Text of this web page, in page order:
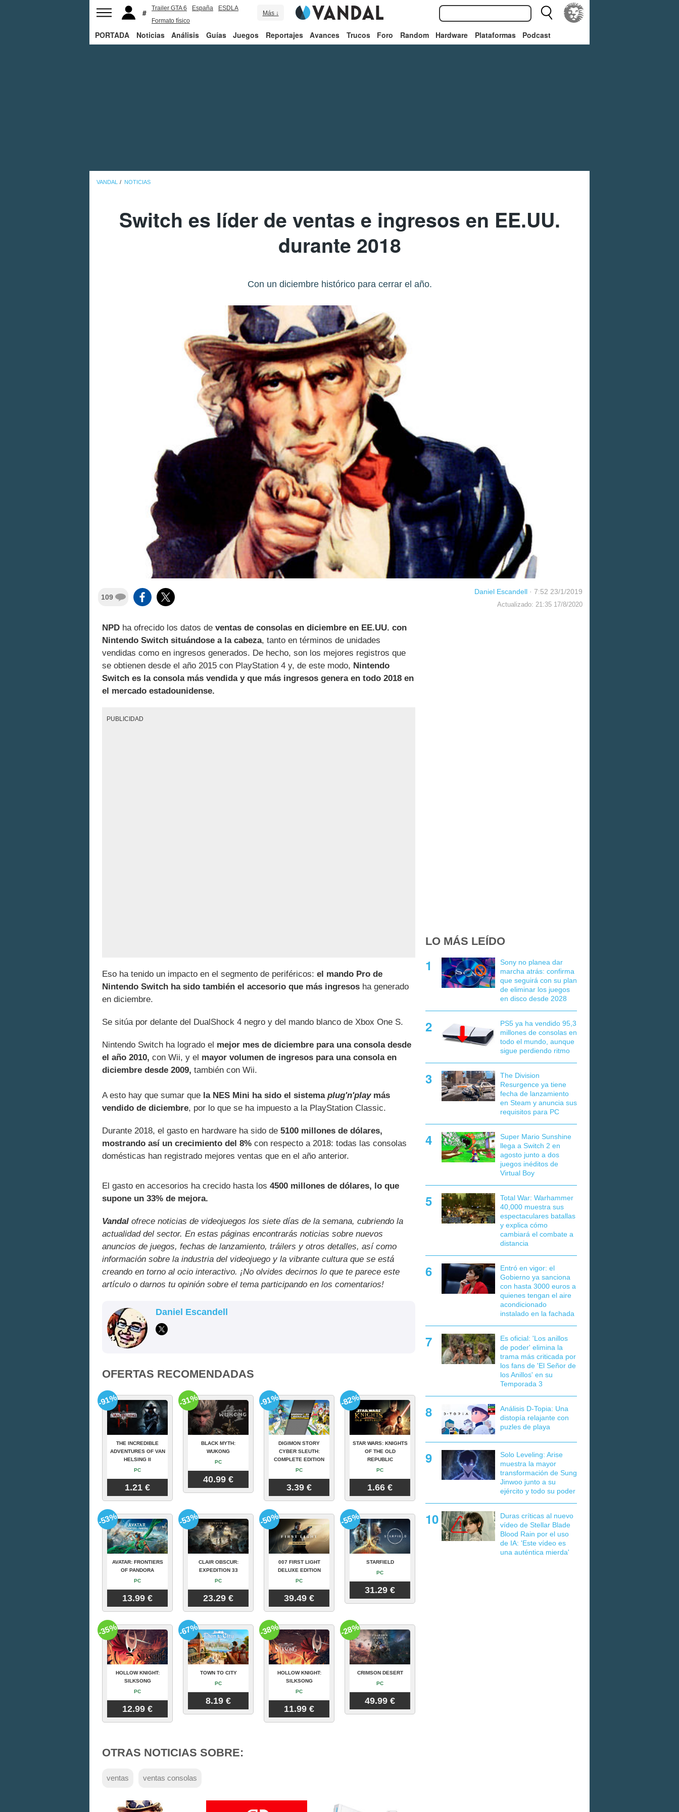
Trailer GTA 6 España
ESDLA
Formato físico
Más ↓
PORTADA Noticias Análisis Guías Juegos Reportajes Avances Trucos Foro Random Hardware Plataformas Podcast
VANDAL NOTICIAS
Switch es líder de ventas e ingresos en EE.UU.
durante 2018
Con un diciembre histórico para cerrar el año.
109
Daniel Escandell · 7:52 23/1/2019
Actualizado: 21:35 17/8/2020
NPD ha ofrecido los datos de ventas de consolas en diciembre en EE.UU. con
Nintendo Switch situándose a la cabeza, tanto en términos de unidades
vendidas como en ingresos generados. De hecho, son los mejores registros que
se obtienen desde el año 2015 con PlayStation 4 y, de este modo, Nintendo
Switch es la consola más vendida y que más ingresos genera en todo 2018 en
el mercado estadounidense.
PUBLICIDAD
Eso ha tenido un impacto en el segmento de periféricos: el mando Pro de
Nintendo Switch ha sido también el accesorio que más ingresos ha generado
en diciembre.
Se sitúa por delante del DualShock 4 negro y del mando blanco de Xbox One S.
Nintendo Switch ha logrado el mejor mes de diciembre para una consola desde
el año 2010, con Wii, y el mayor volumen de ingresos para una consola en
diciembre desde 2009, también con Wii.
A esto hay que sumar que la NES Mini ha sido el sistema plug'n'playmás
vendido de diciembre, por lo que se ha impuesto a la PlayStation Classic.
Durante 2018, el gasto en hardware ha sido de 5100 millones de dólares,
mostrando así un crecimiento del 8% con respecto a 2018: todas las consolas
domésticas han registrado mejores ventas que en el año anterior.
El gasto en accesorios ha crecido hasta los 4500 millones de dólares, lo que
supone un 33% de mejora.
Vandal ofrece noticias de videojuegos los siete días de la semana, cubriendo la
actualidad del sector. En estas páginas encontrarás noticias sobre nuevos
anuncios de juegos, fechas de lanzamiento, tráilers y otros detalles, así como
información sobre la industria del videojuego y la vibrante cultura que se está
creando en torno al ocio interactivo. ¡No olvides decirnos lo que te parece este
artículo o darnos tu opinión sobre el tema participando en los comentarios!
Daniel Escandell
OFERTAS RECOMENDADAS
THE INCREDIBLE
ADVENTURES OF VAN
HELSING II
PC
1.21 €
-91%
BLACK MYTH:
WUKONG
PC
40.99 €
-31%
DIGIMON STORY
CYBER SLEUTH:
COMPLETE EDITION
PC
3.39 €
-91%
STAR WARS: KNIGHTS
OF THE OLD
REPUBLIC
PC
1.66 €
-82%
AVATAR: FRONTIERS
OF PANDORA
PC
13.99 €
-53%
CLAIR OBSCUR:
EXPEDITION 33
PC
23.29 €
-53%
007 FIRST LIGHT
DELUXE EDITION
PC
39.49 €
-50%
STARFIELD
PC
31.29 €
-55%
HOLLOW KNIGHT:
SILKSONG
PC
12.99 €
-35%
TOWN TO CITY
PC
8.19 €
-67%
HOLLOW KNIGHT:
SILKSONG
PC
11.99 €
-38%
CRIMSON DESERT
PC
49.99 €
-28%
OTRAS NOTICIAS SOBRE:
ventas ventas consolas
LO MÁS LEÍDO
Sony no planea dar
marcha atrás: confirma
que seguirá con su plan
de eliminar los juegos
en disco desde 2028
PS5 ya ha vendido 95,3
millones de consolas en
todo el mundo, aunque
sigue perdiendo ritmo
The Division
Resurgence ya tiene
fecha de lanzamiento
en Steam y anuncia sus
requisitos para PC
Super Mario Sunshine
llega a Switch 2 en
agosto junto a dos
juegos inéditos de
Virtual Boy
Total War: Warhammer
40,000 muestra sus
espectaculares batallas
y explica cómo
cambiará el combate a
distancia
Entró en vigor: el
Gobierno ya sanciona
con hasta 3000 euros a
quienes tengan el aire
acondicionado
instalado en la fachada
Es oficial: 'Los anillos
de poder' elimina la
trama más criticada por
los fans de 'El Señor de
los Anillos' en su
Temporada 3
Análisis D-Topia: Una
distopía relajante con
puzles de playa
Solo Leveling: Arise
muestra la mayor
transformación de Sung
Jinwoo junto a su
ejército y todo su poder
Duras críticas al nuevo
vídeo de Stellar Blade
Blood Rain por el uso
de IA: 'Este vídeo es
una auténtica mierda'